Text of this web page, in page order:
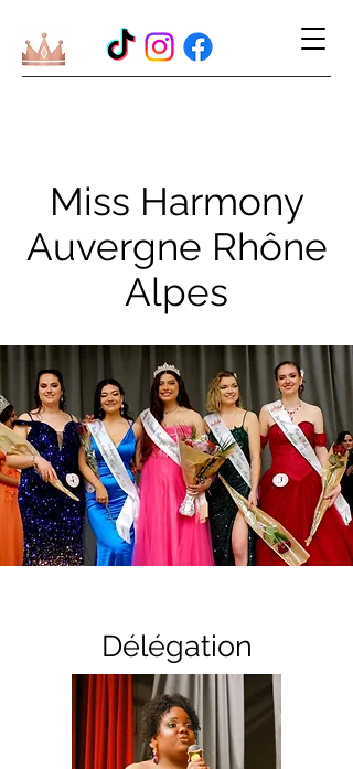
Miss Harmony
Auvergne Rhône
Alpes
Délégation